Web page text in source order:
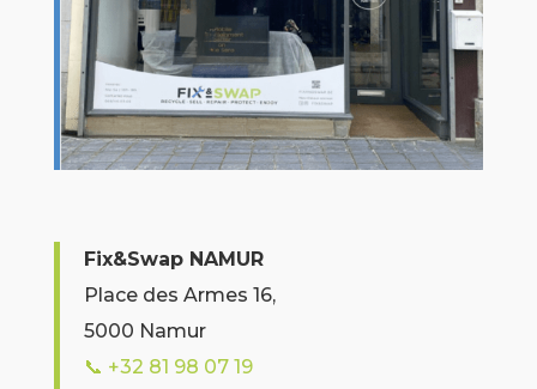
Fix&Swap NAMUR
Place des Armes 16,
5000 Namur
📞 +32 81 98 07 19